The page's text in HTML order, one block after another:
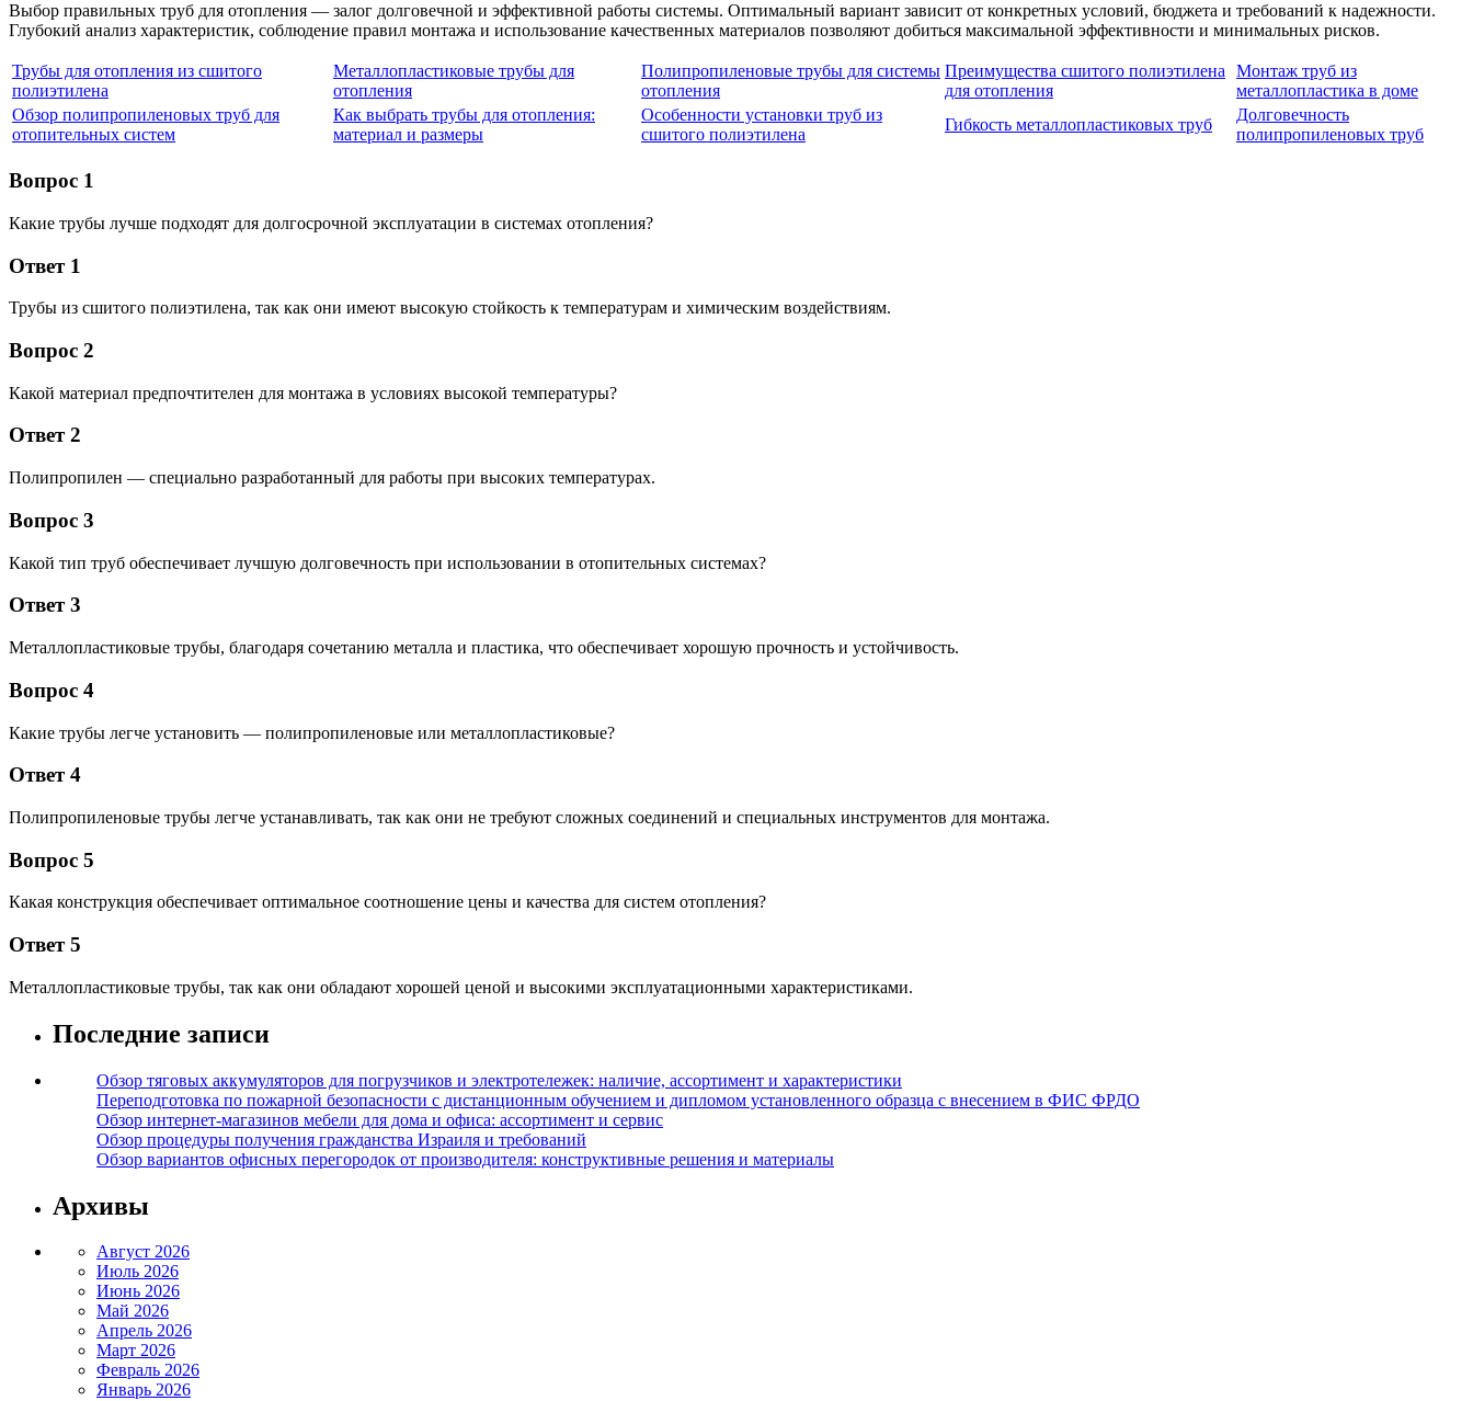
Выбор правильных труб для отопления — залог долговечной и эффективной работы системы. Оптимальный вариант зависит от конкретных условий, бюджета и требований к надежности.
Глубокий анализ характеристик, соблюдение правил монтажа и использование качественных материалов позволяют добиться максимальной эффективности и минимальных рисков.
Трубы для отопления из сшитого
полиэтилена
Металлопластиковые трубы для
отопления
Полипропиленовые трубы для системы
отопления
Преимущества сшитого полиэтилена
для отопления
Монтаж труб из
металлопластика в доме
Обзор полипропиленовых труб для
отопительных систем
Как выбрать трубы для отопления:
материал и размеры
Особенности установки труб из
сшитого полиэтилена
Гибкость металлопластиковых труб
Долговечность
полипропиленовых труб
Вопрос 1
Какие трубы лучше подходят для долгосрочной эксплуатации в системах отопления?
Ответ 1
Трубы из сшитого полиэтилена, так как они имеют высокую стойкость к температурам и химическим воздействиям.
Вопрос 2
Какой материал предпочтителен для монтажа в условиях высокой температуры?
Ответ 2
Полипропилен — специально разработанный для работы при высоких температурах.
Вопрос 3
Какой тип труб обеспечивает лучшую долговечность при использовании в отопительных системах?
Ответ 3
Металлопластиковые трубы, благодаря сочетанию металла и пластика, что обеспечивает хорошую прочность и устойчивость.
Вопрос 4
Какие трубы легче установить — полипропиленовые или металлопластиковые?
Ответ 4
Полипропиленовые трубы легче устанавливать, так как они не требуют сложных соединений и специальных инструментов для монтажа.
Вопрос 5
Какая конструкция обеспечивает оптимальное соотношение цены и качества для систем отопления?
Ответ 5
Металлопластиковые трубы, так как они обладают хорошей ценой и высокими эксплуатационными характеристиками.
Последние записи
Обзор тяговых аккумуляторов для погрузчиков и электротележек: наличие, ассортимент и характеристики
Переподготовка по пожарной безопасности с дистанционным обучением и дипломом установленного образца с внесением в ФИС ФРДО
Обзор интернет-магазинов мебели для дома и офиса: ассортимент и сервис
Обзор процедуры получения гражданства Израиля и требований
Обзор вариантов офисных перегородок от производителя: конструктивные решения и материалы
Архивы
Август 2026
Июль 2026
Июнь 2026
Май 2026
Апрель 2026
Март 2026
Февраль 2026
Январь 2026